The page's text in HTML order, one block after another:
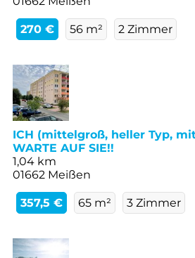
270 € 56 m² 2 Zimmer
ICH (mittelgroß, heller Typ,
WARTE AUF SIE!!
1,04 km
01662 Meißen
357,5 € 65 m² 3 Zimmer